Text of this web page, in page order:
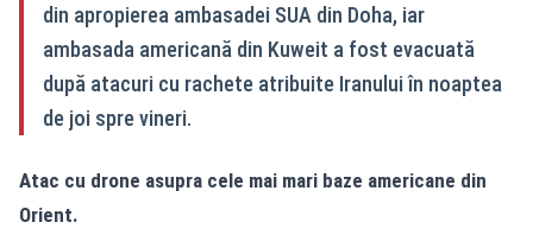
din apropierea ambasadei SUA din Doha, iar
ambasada americană din Kuweit a fost evacuată
după atacuri cu rachete atribuite Iranului în noaptea
de joi spre vineri.
Atac cu drone asupra cele mai mari baze americane din
Orient.